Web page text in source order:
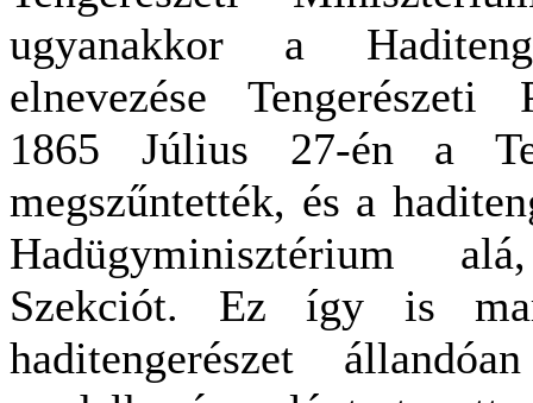
ugyanakkor a
elnevezése Tengerészeti
1865 Július 27-én a
megszűntették, és a
Hadügyminisztérium
Szekciót. Ez így is
haditengerészet